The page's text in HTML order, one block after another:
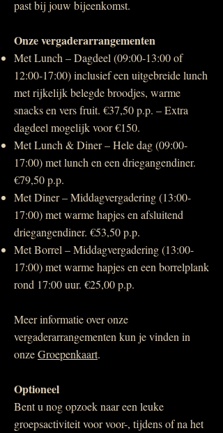
past bij jouw bijeenkomst.
Onze vergaderarrangementen
Met Lunch – Dagdeel (09:00-13:00 of
12:00-17:00) inclusief een uitgebreide lunch
met rijkelijk belegde broodjes, warme
snacks en vers fruit. €37,50 p.p. – Extra
dagdeel mogelijk voor €150.
Met Lunch & Diner – Hele dag (09:00-
17:00) met lunch en een driegangendiner.
€79,50 p.p.
Met Diner – Middagvergadering (13:00-
17:00) met warme hapjes en afsluitend
driegangendiner. €53,50 p.p.
Met Borrel – Middagvergadering (13:00-
17:00) met warme hapjes en een borrelplank
rond 17:00 uur. €25,00 p.p.
​Meer informatie over onze
vergaderarrangementen kun je vinden in
onzeGroepenkaart.
Optioneel
​Bent u nog opzoek naar een leuke
groepsactiviteit voor voor-, tijdens of na het